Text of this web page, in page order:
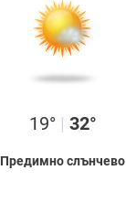
19° | 32°
Предимно слънчево